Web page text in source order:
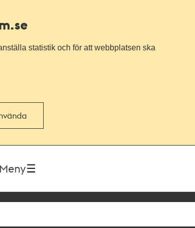
statistik och för att webbplatsen ska
Meny